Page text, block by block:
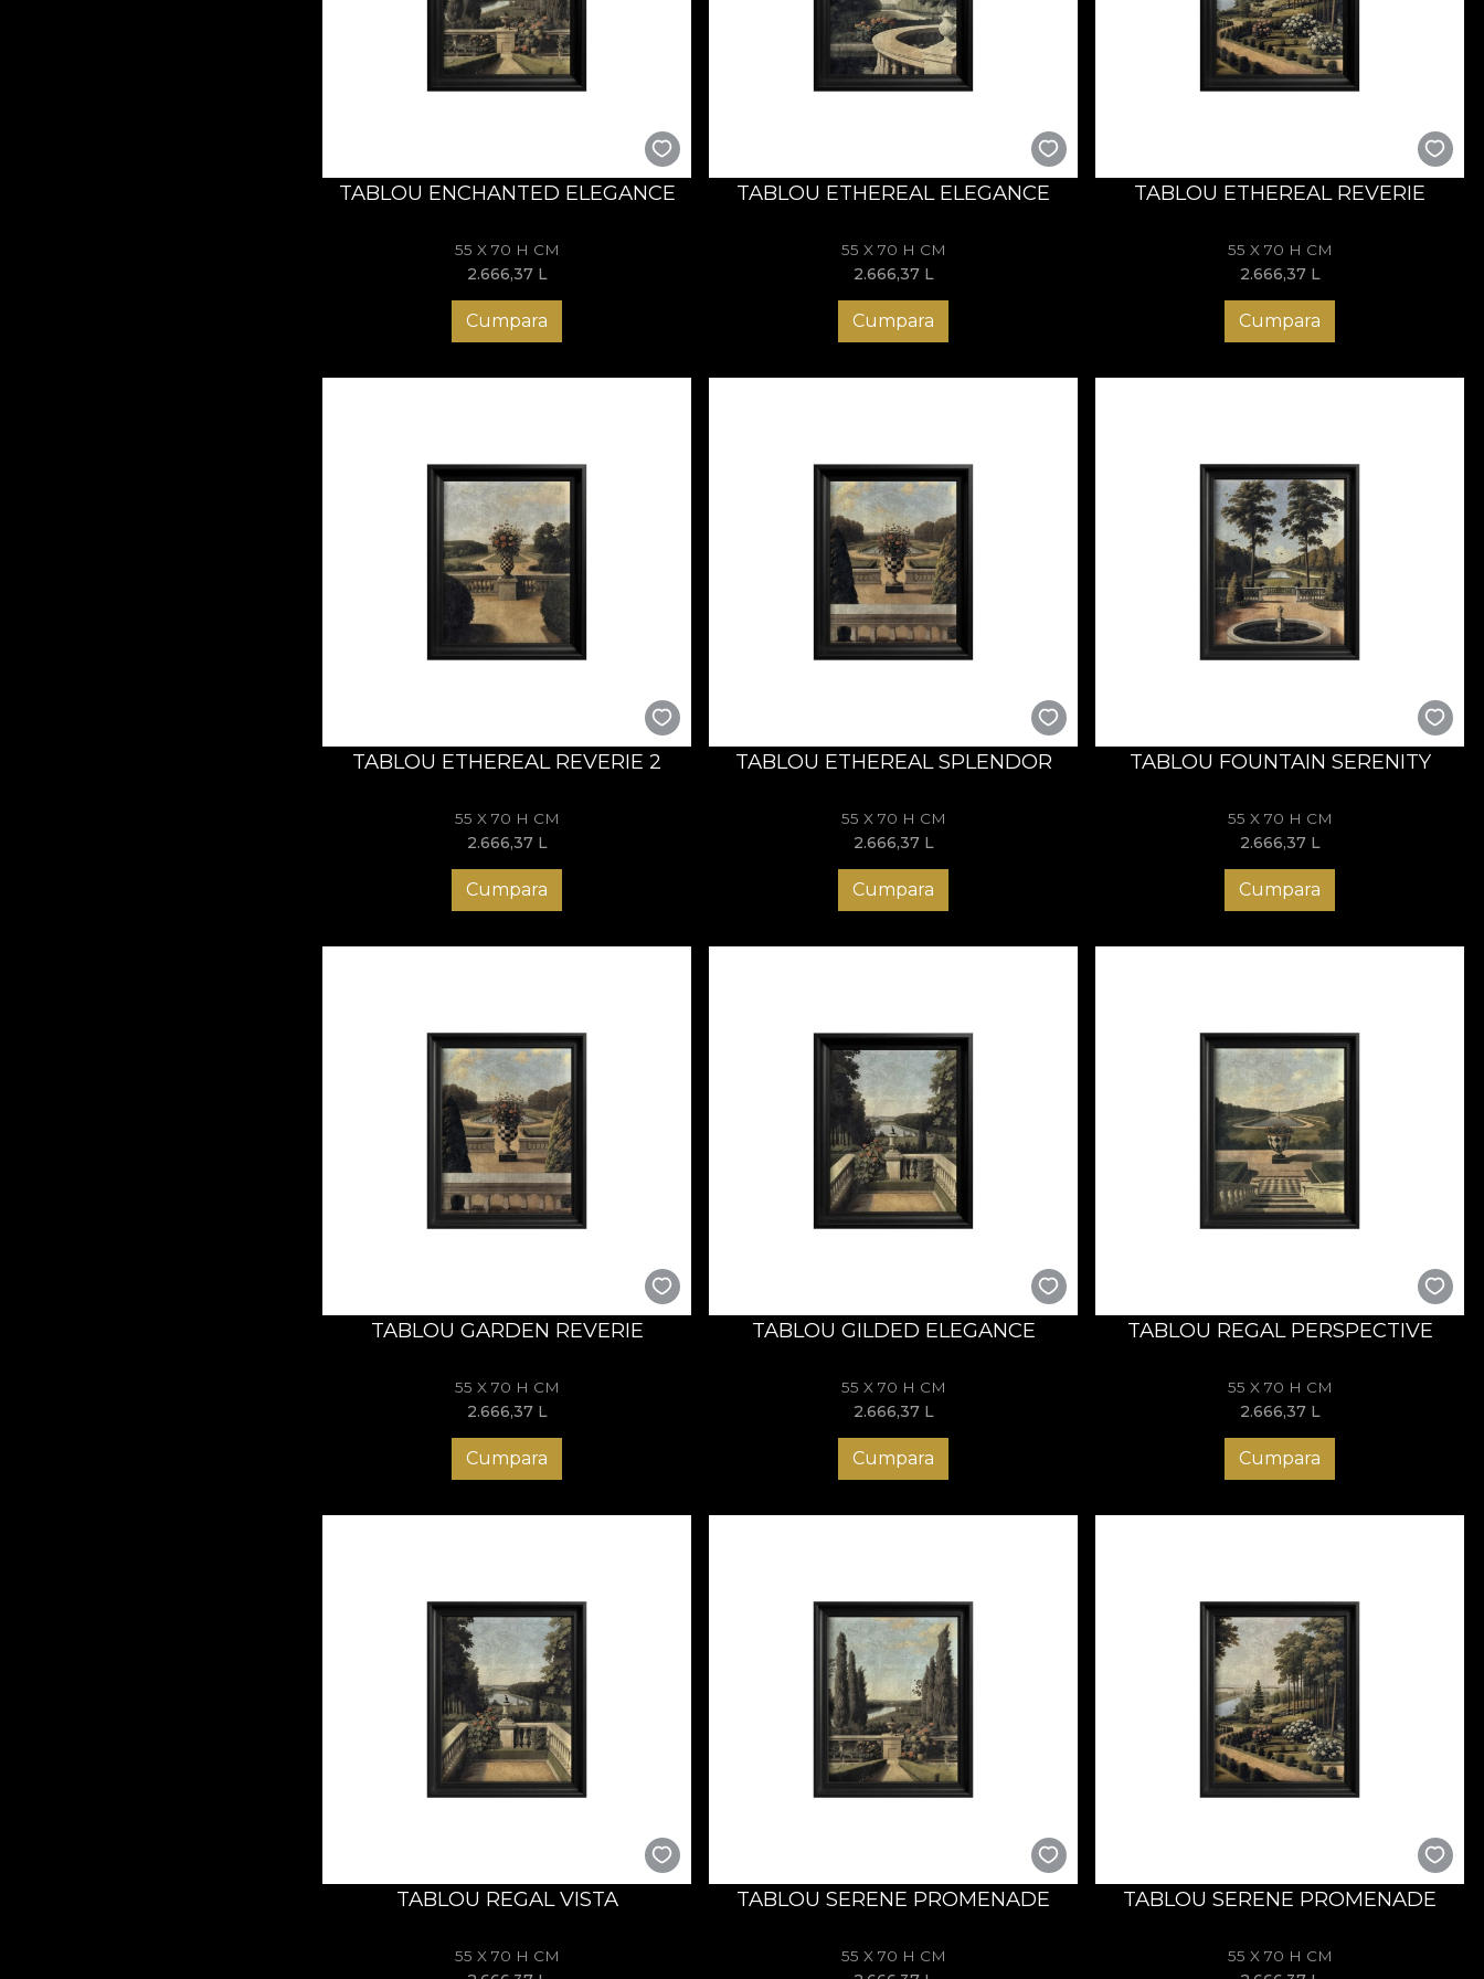
Versailles – arta eleganței regale
Versaillessunt invitația de a trăi noblețea într-o formă reinterpretată. Ele nu evocă doar un stil — aduc o vibrație regală, o
reverență vizuală și un rafinament care luminează spațiul. Descoperă colecția Versailles și lasă fiecare tablou să spună propria istorie pe
TABLOU ENCHANTED ELEGANCE
55 X 70 H CM
2.666,37 L
Cumpara
TABLOU ETHEREAL ELEGANCE
55 X 70 H CM
2.666,37 L
Cumpara
TABLOU ETHEREAL REVERIE
55 X 70 H CM
2.666,37 L
Cumpara
TABLOU ETHEREAL REVERIE 2
55 X 70 H CM
2.666,37 L
Cumpara
TABLOU ETHEREAL SPLENDOR
55 X 70 H CM
2.666,37 L
Cumpara
TABLOU FOUNTAIN SERENITY
55 X 70 H CM
2.666,37 L
Cumpara
TABLOU GARDEN REVERIE
55 X 70 H CM
2.666,37 L
Cumpara
TABLOU GILDED ELEGANCE
55 X 70 H CM
2.666,37 L
Cumpara
TABLOU REGAL PERSPECTIVE
55 X 70 H CM
2.666,37 L
Cumpara
TABLOU REGAL VISTA
55 X 70 H CM
TABLOU SERENE PROMENADE
55 X 70 H CM
TABLOU SERENE PROMENADE
55 X 70 H CM